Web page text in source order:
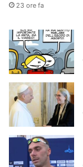
23 ore fa